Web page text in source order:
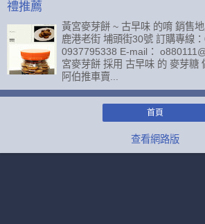
禮推薦
黃宮麥芽餅 ~ 古早味 的唷 銷售
鹿港老街 埔頭街30號 訂購專線：
0937795338 E-mail：
宮麥芽餅 採用 古早味 的 麥芽糖
阿伯推車賣...
首頁
查看網路版